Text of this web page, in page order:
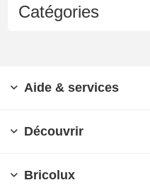
Catégories
Aide & services
Découvrir
Bricolux